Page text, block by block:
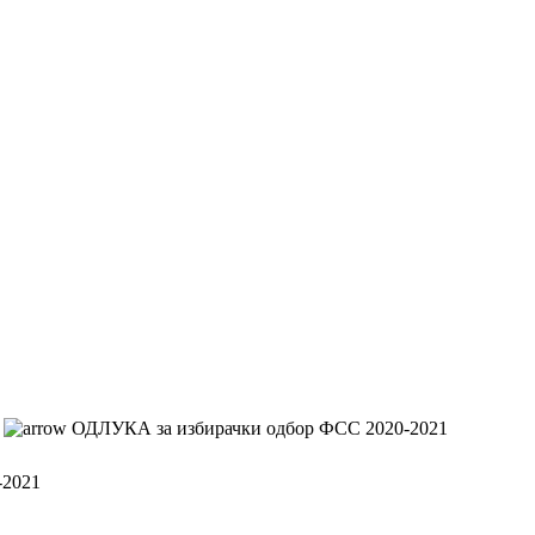
ОДЛУКА за избирачки одбор ФСС 2020-2021